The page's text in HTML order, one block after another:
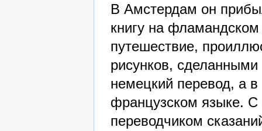
В Амстердам он
книгу на
путешествие,
рисунков, сделанными
немецкий перевод, а
французском языке. С
переводчиком